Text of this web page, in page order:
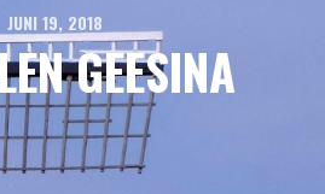
JUNI 19, 2018
GEESINA